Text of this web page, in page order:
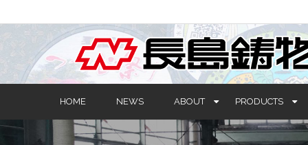
HOME NEWS ABOUT PRODUCTS